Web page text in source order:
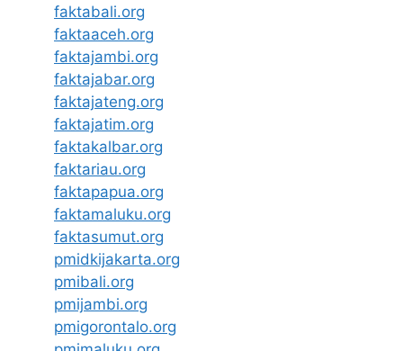
faktabali.org
faktaaceh.org
faktajambi.org
faktajabar.org
faktajateng.org
faktajatim.org
faktakalbar.org
faktariau.org
faktapapua.org
faktamaluku.org
faktasumut.org
pmidkijakarta.org
pmibali.org
pmijambi.org
pmigorontalo.org